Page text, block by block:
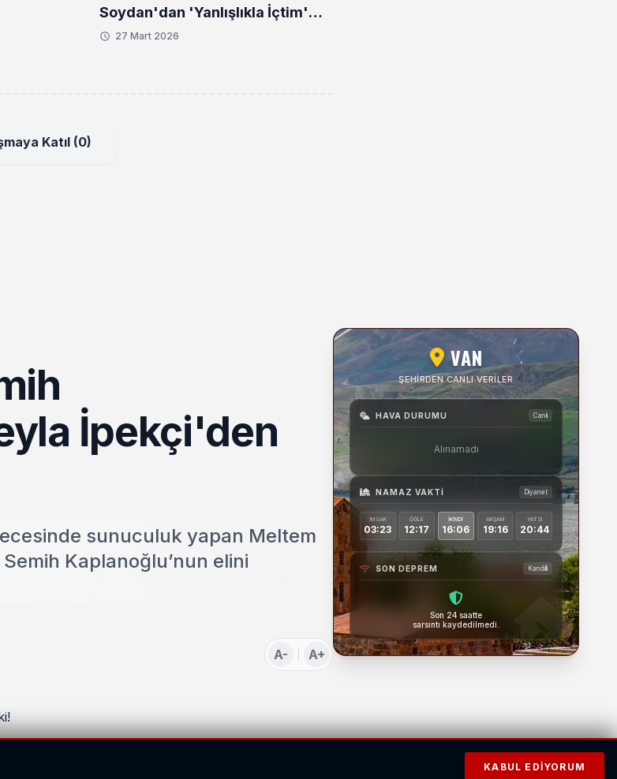
Soydan'dan 'Yanlışlıkla İçtim'
Savunması
27 Mart 2026
Katıl (0)
İpekçi'den
sunuculuk yapan Meltem
Kaplanoğlu’nun elini
A- A+
hesabından yaptığı açıklamada "Adana ff’de sahnede
VAN
ŞEHIRDEN CANLI VERILER
HAVA DURUMU Canlı
Alınamadı
NAMAZ VAKTI Diyanet
İMSAK
03:23
ÖĞLE
12:17
İKINDI
16:06
AKŞAM
19:16
YATSI
20:44
SON DEPREM Kandilli
Son 24 saatte
sarsıntı kaydedilmedi.
KABUL EDIYORUM